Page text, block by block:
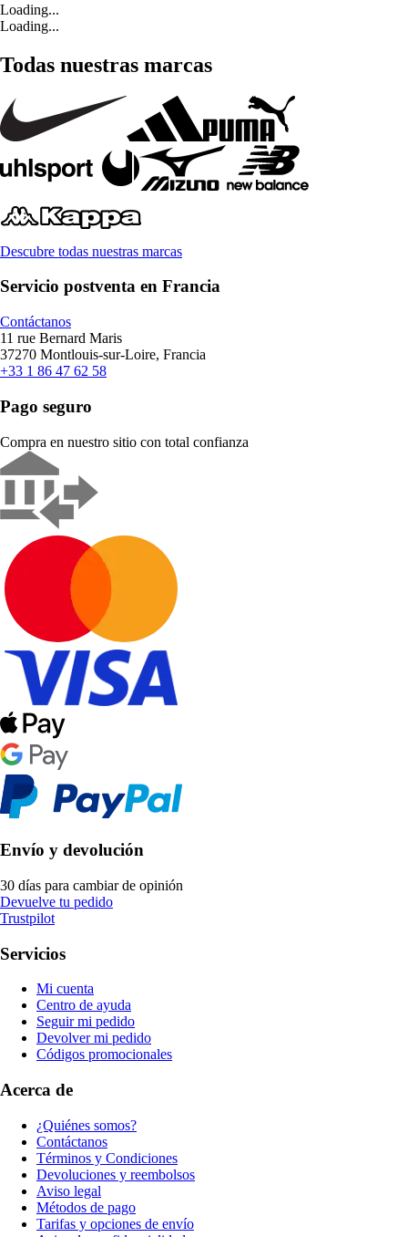
Loading...
Loading...
Todas nuestras marcas
Descubre todas nuestras marcas
Servicio postventa en Francia
Contáctanos
11 rue Bernard Maris
37270 Montlouis-sur-Loire, Francia
+33 1 86 47 62 58
Pago seguro
Compra en nuestro sitio con total confianza
Envío y devolución
30 días para cambiar de opinión
Devuelve tu pedido
Trustpilot
Servicios
Mi cuenta
Centro de ayuda
Seguir mi pedido
Devolver mi pedido
Códigos promocionales
Acerca de
¿Quiénes somos?
Contáctanos
Términos y Condiciones
Devoluciones y reembolsos
Aviso legal
Métodos de pago
Tarifas y opciones de envío